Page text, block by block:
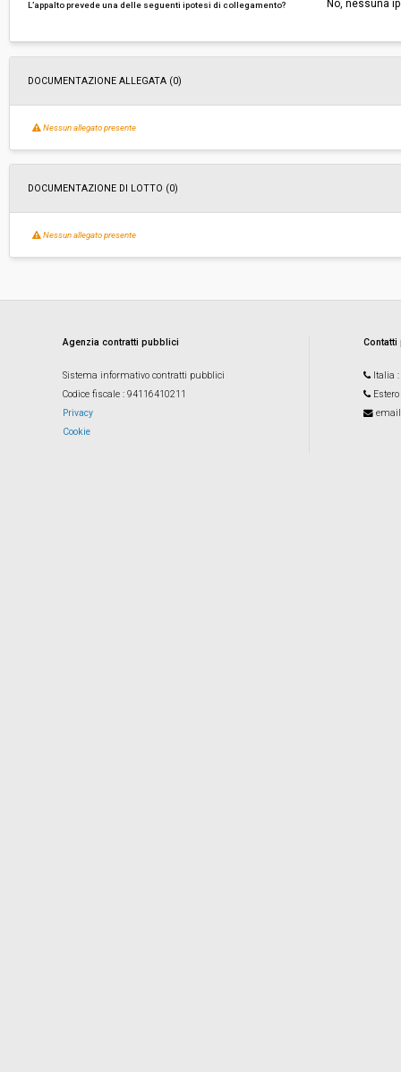
L’appalto prevede una delle seguenti ipotesi di collegamento? No, nessuna
DOCUMENTAZIONE ALLEGATA (0)
Nessun allegato presente
DOCUMENTAZIONE DI LOTTO (0)
Nessun allegato presente
Agenzia contratti pubblici
Sistema informativo contratti pubblici
Codice fiscale : 94116410211
Privacy
Cookie
Italia
Estero
email